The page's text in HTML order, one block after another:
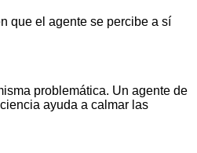
que el agente se percibe a sí
problemática. Un agente de
ayuda a calmar las